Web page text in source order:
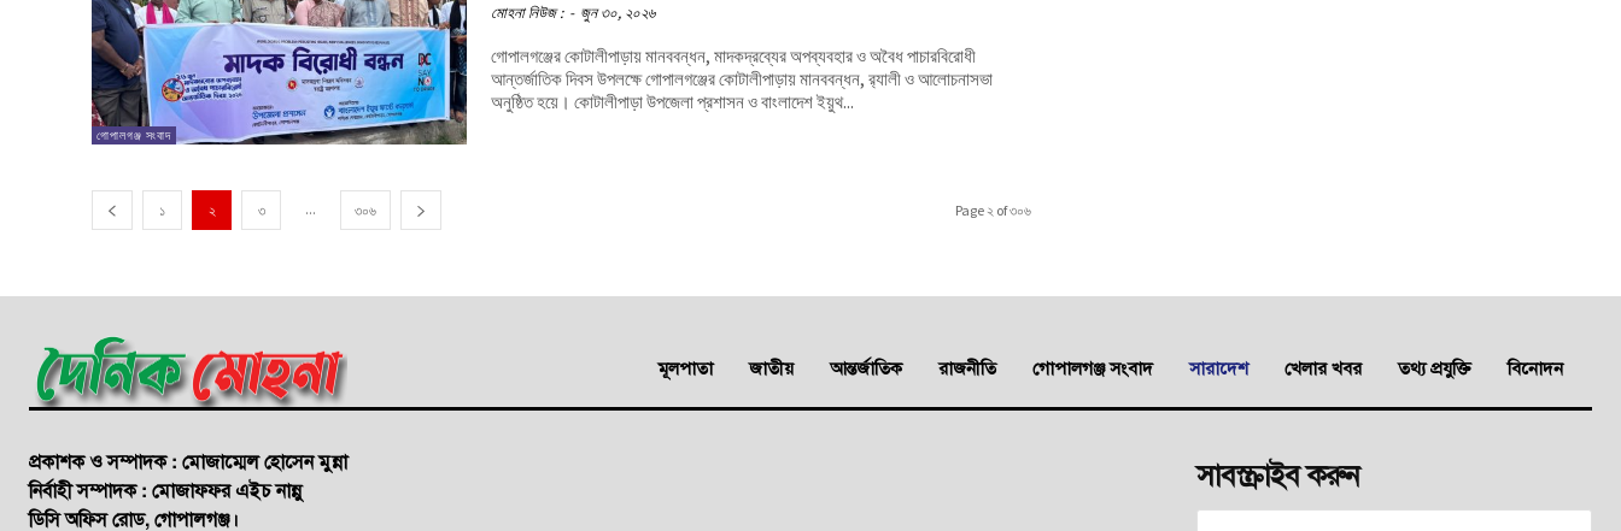
গোপালগঞ্জ সংবাদ
মোহনা নিউজ : - জুন ৩০, ২০২৬
গোপালগঞ্জের কোটালীপাড়ায় মানববন্ধন, মাদকদ্রব্যের অপব্যবহার ও অবৈধ পাচারবিরোধী
আন্তর্জাতিক দিবস উপলক্ষে গোপালগঞ্জের কোটালীপাড়ায় মানববন্ধন, র‌্যালী ও আলোচনাসভা
অনুষ্ঠিত হয়ে। কোটালীপাড়া উপজেলা প্রশাসন ও বাংলাদেশ ইয়ুথ...
১ ২ ৩ ... ৩০৬ Page ২ of ৩০৬
মূলপাতা জাতীয় আন্তর্জাতিক রাজনীতি গোপালগঞ্জ সংবাদ সারাদেশ খেলার খবর তথ্য প্রযুক্তি বিনোদন
প্রকাশক ও সম্পাদক : মোজাম্মেল হোসেন মুন্না
নির্বাহী সম্পাদক : মোজাফফর এইচ নান্নু
ডি‌সি অ‌ফিস রোড, গোপালগঞ্জ।
সাবস্ক্রাইব করুন